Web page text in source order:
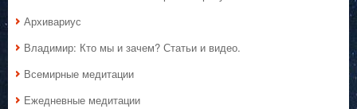
Архивариус
Владимир: Кто мы и зачем? Статьи и видео.
Всемирные медитации
Ежедневные медитации